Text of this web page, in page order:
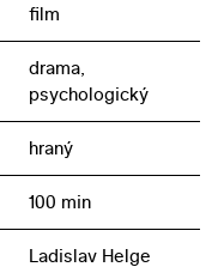
film
drama,
psychologický
hraný
100 min
Ladislav Helge